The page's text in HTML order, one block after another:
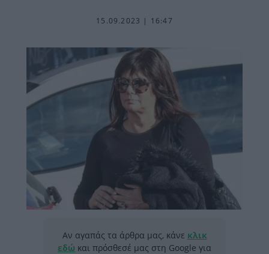
15.09.2023 | 16:47
Αν αγαπάς τα άρθρα μας, κάνε κλικ
εδώ και πρόσθεσέ μας στη Google για